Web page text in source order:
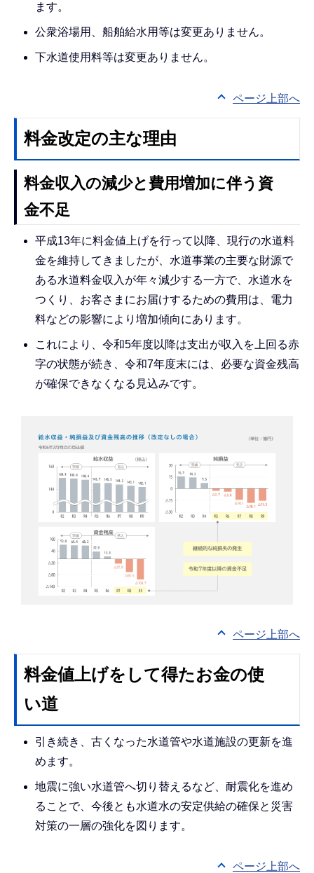
ます。
公衆浴場用、船舶給水用等は変更ありません。
下水道使用料等は変更ありません。
ページ上部へ
料金改定の主な理由
料金収入の減少と費用増加に伴う資
金不足
平成13年に料金値上げを行って以降、現行の水道料
金を維持してきましたが、水道事業の主要な財源で
ある水道料金収入が年々減少する一方で、水道水を
つくり、お客さまにお届けするための費用は、電力
料などの影響により増加傾向にあります。
これにより、令和5年度以降は支出が収入を上回る赤
字の状態が続き、令和7年度末には、必要な資金残高
が確保できなくなる見込みです。
ページ上部へ
料金値上げをして得たお金の使
い道
引き続き、古くなった水道管や水道施設の更新を進
めます。
地震に強い水道管へ切り替えるなど、耐震化を進め
ることで、今後とも水道水の安定供給の確保と災害
対策の一層の強化を図ります。
ページ上部へ